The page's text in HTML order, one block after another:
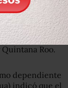
León,
grados en
Guerrero,
Puebla,
Roo.
dependiente
indicó que el